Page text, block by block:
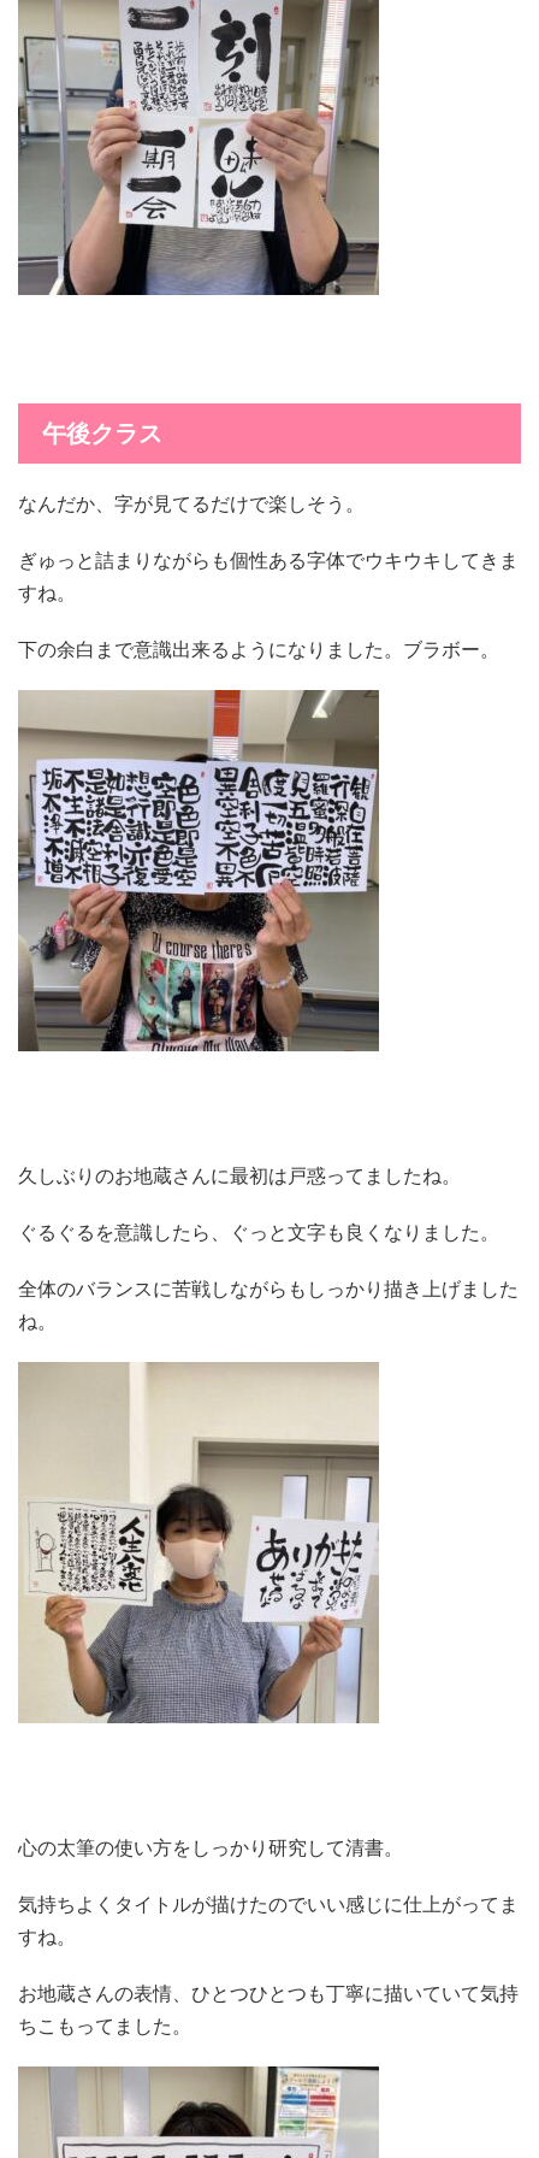
午後クラス
なんだか、字が見てるだけで楽しそう。
ぎゅっと詰まりながらも個性ある字体でウキウキしてきま
すね。
下の余白まで意識出来るようになりました。ブラボー。
久しぶりのお地蔵さんに最初は戸惑ってましたね。
ぐるぐるを意識したら、ぐっと文字も良くなりました。
全体のバランスに苦戦しながらもしっかり描き上げました
ね。
心の太筆の使い方をしっかり研究して清書。
気持ちよくタイトルが描けたのでいい感じに仕上がってま
すね。
お地蔵さんの表情、ひとつひとつも丁寧に描いていて気持
ちこもってました。